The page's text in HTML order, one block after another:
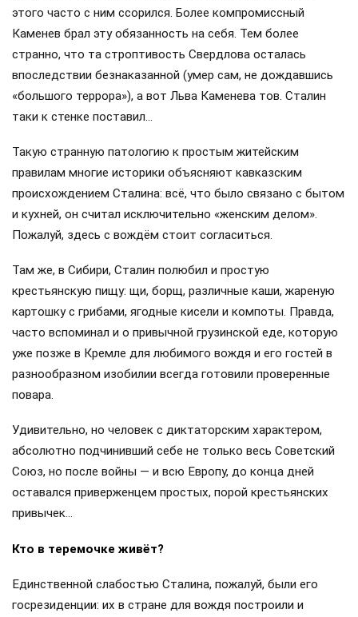
этого часто с ним ссорился. Более компромиссный
Каменев брал эту обязанность на себя. Тем более
странно, что та строптивость Свердлова осталась
впоследствии безнаказанной (умер сам, не дождавшись
«большого террора»), а вот Льва Каменева тов. Сталин
таки к стенке поставил…
Такую странную патологию к простым житейским
правилам многие историки объясняют кавказским
происхождением Сталина: всё, что было связано с бытом
и кухней, он считал исключительно «женским делом».
Пожалуй, здесь с вождём стоит согласиться.
Там же, в Сибири, Сталин полюбил и простую
крестьянскую пищу: щи, борщ, различные каши, жареную
картошку с грибами, ягодные кисели и компоты. Правда,
часто вспоминал и о привычной грузинской еде, которую
уже позже в Кремле для любимого вождя и его гостей в
разнообразном изобилии всегда готовили проверенные
повара.
Удивительно, но человек с диктаторским характером,
абсолютно подчинивший себе не только весь Советский
Союз, но после войны — и всю Европу, до конца дней
оставался приверженцем простых, порой крестьянских
привычек…
Кто в теремочке живёт?
Единственной слабостью Сталина, пожалуй, были его
госрезиденции: их в стране для вождя построили и